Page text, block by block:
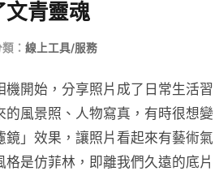
文青靈魂
： 線上工具/服務
機開始，分享照片成了日常生活習
的風景照、人物寫真，有時很想變
鏡」效果，讓照片看起來有藝術氣
格是仿菲林，即離我們久遠的底片